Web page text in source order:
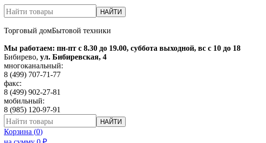
НАЙТИ
Торговый домБытовой техники
Мы работаем: пн-пт с 8.30 до 19.00, суббота выходной, вс с 10 до 18
Бибирево, ул. Бибиревская, 4
многоканальный:
8 (499) 707-71-77
факс:
8 (499) 902-27-81
мобильный:
8 (985) 120-97-91
НАЙТИ
Корзина (0)